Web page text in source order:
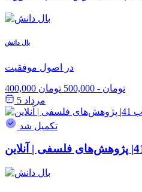
بال دانش
در اصول موفقیت
400,000 تومان - 500,000 تومان
مرداد 5
تکمیل شد